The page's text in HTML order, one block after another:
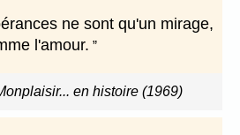
ne sont qu'un mirage,
l'amour.
en histoire (1969)